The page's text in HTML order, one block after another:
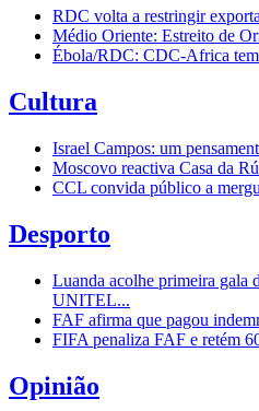
RDC volta a restringir
Médio Oriente: Estreito de
Ébola/RDC: CDC-Africa
Cultura
Israel Campos: um
Moscovo reactiva Casa da
CCL convida público a
Desporto
Luanda acolhe primeira gala
UNITEL...
FAF afirma que pagou
FIFA penaliza FAF e retém
Opinião